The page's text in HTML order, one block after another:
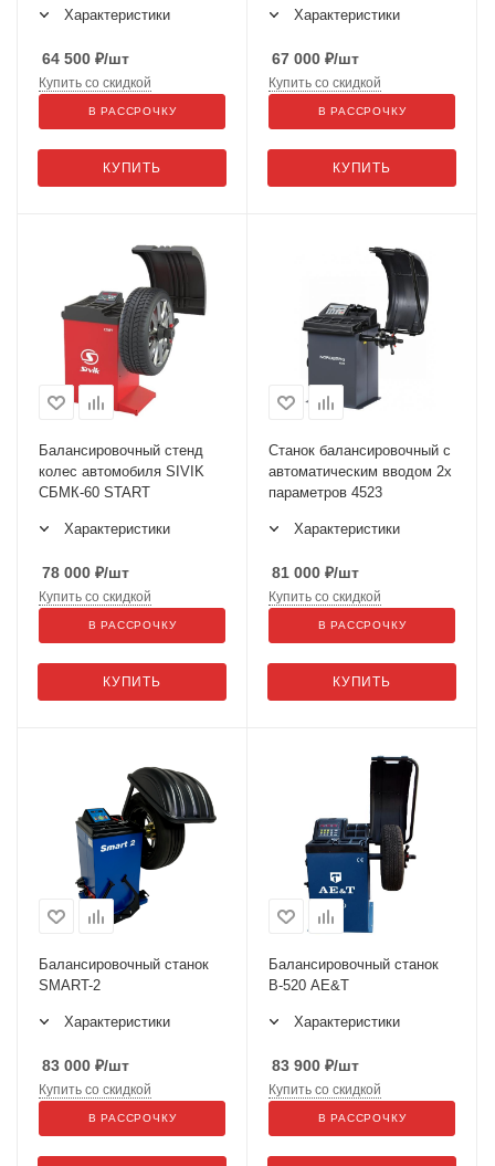
Характеристики
64 500 ₽/шт
КУПИТЬ
Купить со скидкой
В РАССРОЧКУ
Характеристики
67 000 ₽/шт
КУПИТЬ
Купить со скидкой
В РАССРОЧКУ
Балансировочный стенд
колес автомобиля SIVIK
СБМК-60 START
Характеристики
78 000 ₽/шт
КУПИТЬ
Купить со скидкой
В РАССРОЧКУ
Станок балансировочный с
автоматическим вводом 2х
параметров 4523
Характеристики
81 000 ₽/шт
КУПИТЬ
Купить со скидкой
В РАССРОЧКУ
Балансировочный станок
SMART-2
Характеристики
83 000 ₽/шт
Купить со скидкой
В РАССРОЧКУ
Балансировочный станок
B-520 AE&T
Характеристики
83 900 ₽/шт
Купить со скидкой
В РАССРОЧКУ